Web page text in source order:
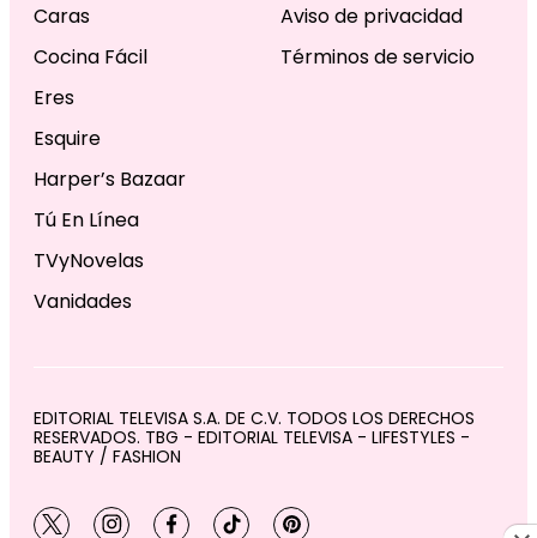
Caras
Cocina Fácil
Eres
Esquire
Harper’s Bazaar
Tú En Línea
TVyNovelas
Vanidades
Aviso de privacidad
Términos de servicio
EDITORIAL TELEVISA S.A. DE C.V. TODOS LOS DERECHOS
RESERVADOS. TBG - EDITORIAL TELEVISA - LIFESTYLES -
BEAUTY / FASHION